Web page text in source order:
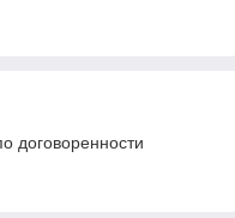
договоренности